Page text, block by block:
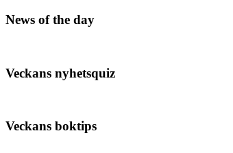
News of the day
Veckans nyhetsquiz
Veckans boktips